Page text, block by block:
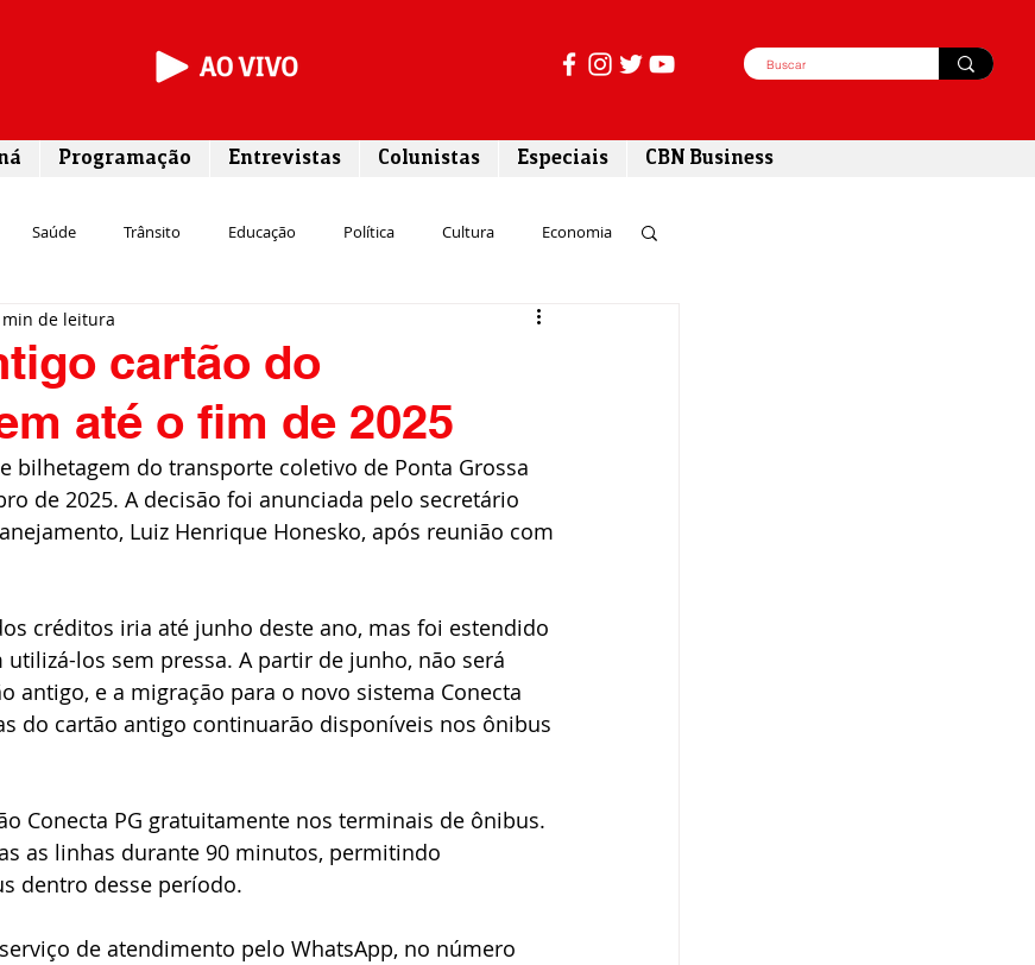
Programação Entrevistas Colunistas Especiais CBN Business
Saúde Trânsito Educação Política Cultura Economia
Entrevista
Comunicação Empreendedorismo Sustentabilidade
cartão do
até o fim de 2025
min de leitura
bilhetagem do transporte coletivo de Ponta Grossa
de 2025. A decisão foi anunciada pelo secretário
Luiz Henrique Honesko, após reunião com
créditos iria até junho deste ano, mas foi estendido
los sem pressa. A partir de junho, não será
antigo, e a migração para o novo sistema Conecta
do cartão antigo continuarão disponíveis nos ônibus
Conecta PG gratuitamente nos terminais de ônibus.
as linhas durante 90 minutos, permitindo
dentro desse período.
de atendimento pelo WhatsApp, no número